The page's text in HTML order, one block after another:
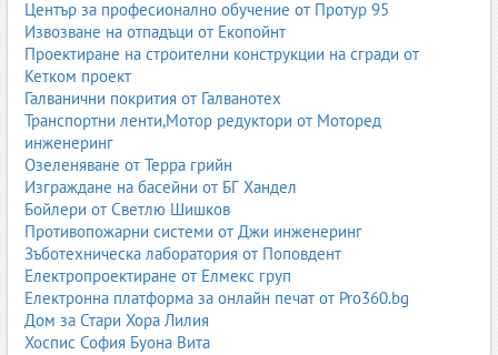
специализирани фуражи за висока носливост и качество на
яйцата.
При бройлерите целта е бърз растеж и добро оперение, при
носачките – стабилна носливост и здрави черупки, при пуйките
– добра мускулатура и здравина. Затова фуражите за птици са
прецизно балансирани по протеин, енергия, калций, фосфор и
микроелементи.
фуражи за птици;
фуражи за бройлери
фуражи за носачки;
стартер фураж за пилета;
угоителен фураж за бройлери;
фуражи за пуйки.
Център за професионално обучение от Протур 95
Извозване на отпадъци от Екопойнт
Проектиране на строителни конструкции на сгради от
Кетком проект
Галванични покрития от Галванотех
Транспортни ленти,Мотор редуктори от Моторед
инженеринг
Озеленяване от Терра грийн
Изграждане на басейни от БГ Хандел
Бойлери от Светлю Шишков
Противопожарни системи от Джи инженеринг
Зъботехническа лаборатория от Поповдент
Електропроектиране от Елмекс груп
Електронна платформа за онлайн печат от Pro360.bg
Дом за Стари Хора Лилия
Хоспис София Буона Вита